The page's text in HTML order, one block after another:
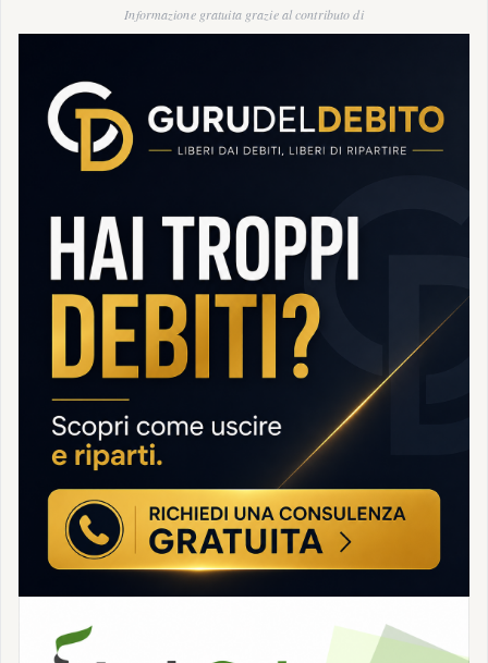
Informazione gratuita grazie al contributo di